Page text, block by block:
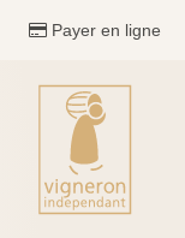
Payer en ligne